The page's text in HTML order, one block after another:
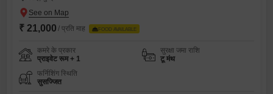
₹ 21,000 / प्रति माह FOOD AVAILABLE
कमरे के प्रकार
प्राइवेट रूम + 1
सुरक्षा जमा राशि
टू मंथ
फर्निशिंग स्थिति
सुसज्जित